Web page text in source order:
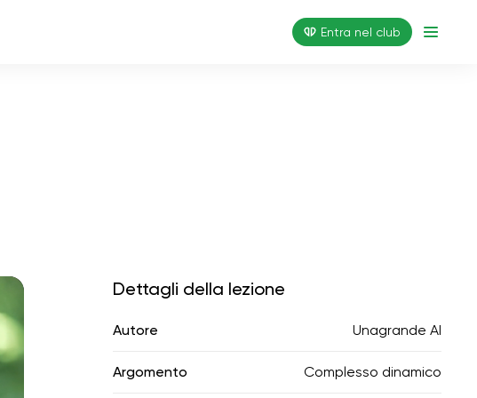
Entra nel club
Dettagli della lezione
Autore Unagrande AI
Argomento Complesso dinamico